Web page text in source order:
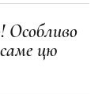
Особливо
цю